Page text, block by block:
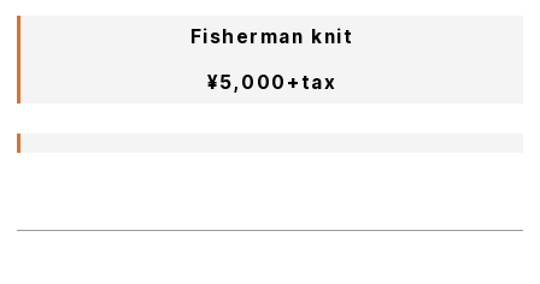
Fisherman knit
¥5,000+tax